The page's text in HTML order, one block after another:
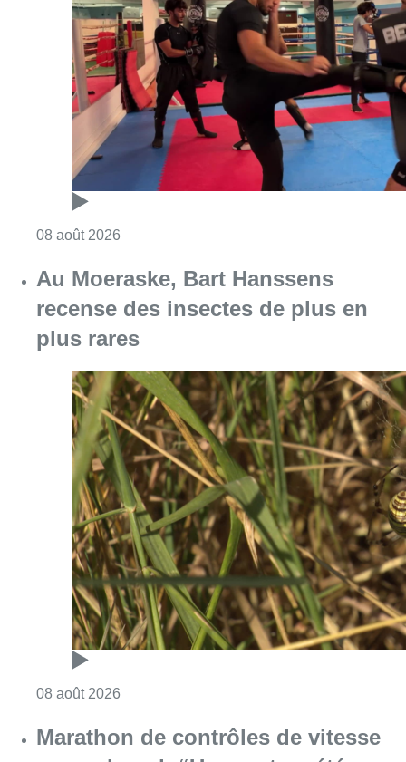
08 août 2026
Au Moeraske, Bart Hanssens
recense des insectes de plus en
plus rares
08 août 2026
Marathon de contrôles de vitesse